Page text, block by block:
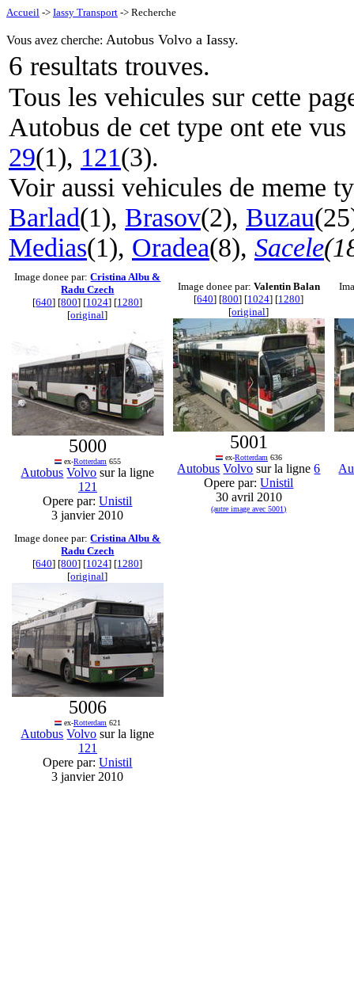
Accueil -> Iassy Transport -> Recherche
Vous avez cherche: Autobus Volvo a Iassy.
6 resultats trouves.
Tous les vehicules sur cette
Autobus de cet type ont ete
29(1), 121(3).
Voir aussi vehicules de meme
Barlad(1), Brasov(2), Buzau
Medias(1), Oradea(8), Sacele
Image donee par:Cristina Albu &
Radu Czech
[640] [800] [1024] [1280]
[original]
5000
ex-Rotterdam 655
Autobus Volvo sur la ligne
121
Opere par:Unistil
3 janvier 2010
Image donee par: Valentin Balan
[640] [800] [1024] [1280]
[original]
5001
ex-Rotterdam 636
Autobus Volvo sur la ligne6
Opere par:Unistil
30 avril 2010
(autre image avec 5001)
Image donee par:Cristina Albu &
Radu Czech
[640] [800] [1024] [1280]
[original]
5006
ex-Rotterdam 621
Autobus Volvo sur la ligne
121
Opere par:Unistil
3 janvier 2010